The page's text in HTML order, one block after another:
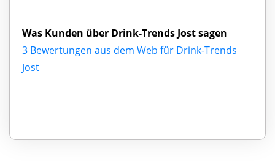
Was Kunden über Drink-Trends Jost sagen
3 Bewertungen aus dem Web für Drink-Trends
Jost